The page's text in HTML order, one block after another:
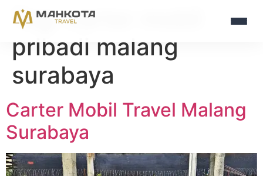
Tag:carter mobil
pribadi malang
surabaya
Carter Mobil Travel Malang
Surabaya